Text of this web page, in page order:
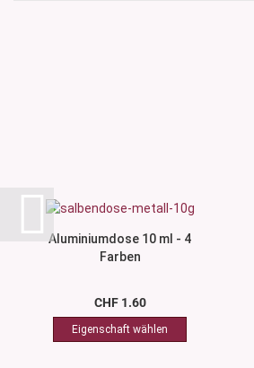
Aluminiumdose 10 ml - 4
Farben
CHF 1.60